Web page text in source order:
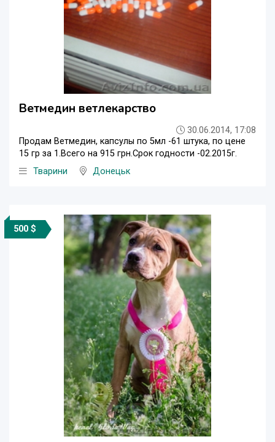
Ветмедин ветлекарство
30.06.2014, 17:08
Продам Ветмедин, капсулы по 5мл -61 штука, по цене
15 гр за 1.Всего на 915 грн.Срок годности -02.2015г.
Тварини
Донецьк
500 $